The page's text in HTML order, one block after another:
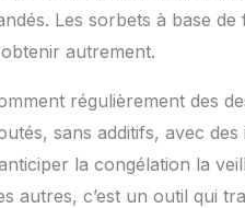
Les sorbets à base
autrement.
régulièrement des
sans additifs, avec
la congélation la
autres, c’est un outil qui